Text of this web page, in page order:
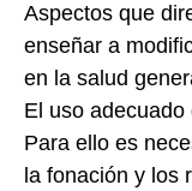
Aspectos que
enseñar a
en la salud
El uso
Para ello es
la fonación y los